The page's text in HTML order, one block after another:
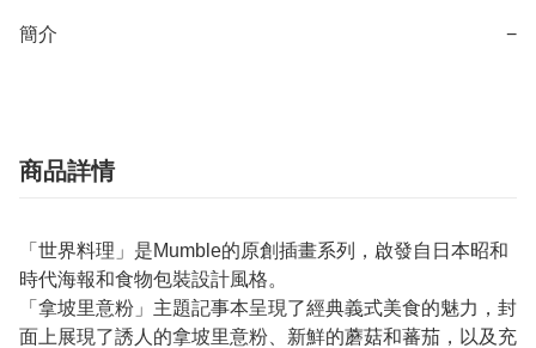
簡介 −
商品詳情
「世界料理」是Mumble的原創插畫系列，啟發自日本昭和
時代海報和食物包裝設計風格。
「拿坡里意粉」主題記事本呈現了經典義式美食的魅力，封
面上展現了誘人的拿坡里意粉、新鮮的蘑菇和蕃茄，以及充